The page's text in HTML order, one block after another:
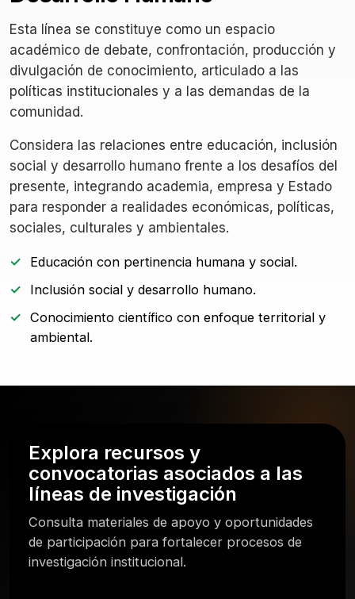
Esta línea se constituye como un espacio
académico de debate, confrontación, producción y
divulgación de conocimiento, articulado a las
políticas institucionales y a las demandas de la
comunidad.
Considera las relaciones entre educación, inclusión
social y desarrollo humano frente a los desafíos del
presente, integrando academia, empresa y Estado
para responder a realidades económicas, políticas,
sociales, culturales y ambientales.
Educación con pertinencia humana y social.
Inclusión social y desarrollo humano.
Conocimiento científico con enfoque territorial y
ambiental.
Explora recursos y
convocatorias asociados a las
líneas de investigación
Consulta materiales de apoyo y oportunidades
de participación para fortalecer procesos de
investigación institucional.